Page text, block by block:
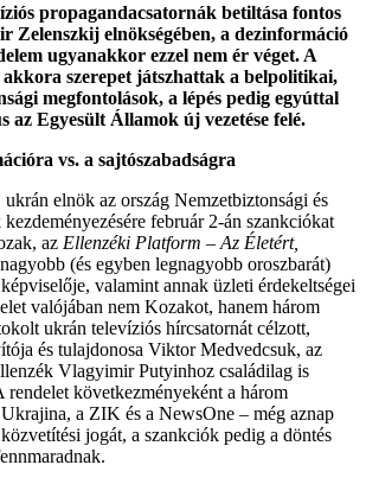
propagandacsatornák betiltása fontos
Zelenszkij elnökségében, a dezinformáció
ugyanakkor ezzel nem ér véget. A
akkora szerepet játszhattak a belpolitikai,
megfontolások, a lépés pedig egyúttal
az Egyesült Államok új vezetése felé.
vs. a sajtószabadságra
elnök az ország Nemzetbiztonsági és
február 2-án szankciókat
az Ellenzéki Platform – Az Életért,
(és egyben legnagyobb oroszbarát)
valamint annak üzleti érdekeltségei
valójában nem Kozakot, hanem három
ukrán televíziós hírcsatornát célzott,
és tulajdonosa Viktor Medvedcsuk, az
Vlagyimir Putyinhoz családilag is
következményeként a három
a ZIK és a NewsOne – még aznap
jogát, a szankciók pedig a döntés